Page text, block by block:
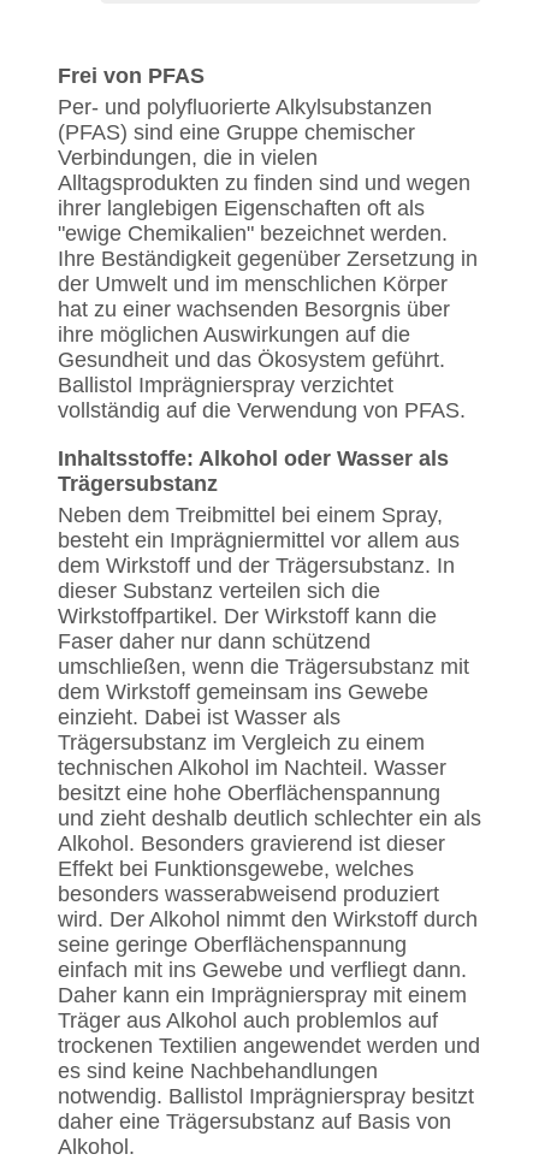
Frei von PFAS
Per- und polyfluorierte Alkylsubstanzen
(PFAS) sind eine Gruppe chemischer
Verbindungen, die in vielen
Alltagsprodukten zu finden sind und wegen
ihrer langlebigen Eigenschaften oft als
"ewige Chemikalien" bezeichnet werden.
Ihre Beständigkeit gegenüber Zersetzung in
der Umwelt und im menschlichen Körper
hat zu einer wachsenden Besorgnis über
ihre möglichen Auswirkungen auf die
Gesundheit und das Ökosystem geführt.
Ballistol Imprägnierspray verzichtet
vollständig auf die Verwendung von PFAS.
Inhaltsstoffe: Alkohol oder Wasser als
Trägersubstanz
Neben dem Treibmittel bei einem Spray,
besteht ein Imprägniermittel vor allem aus
dem Wirkstoff und der Trägersubstanz. In
dieser Substanz verteilen sich die
Wirkstoffpartikel. Der Wirkstoff kann die
Faser daher nur dann schützend
umschließen, wenn die Trägersubstanz mit
dem Wirkstoff gemeinsam ins Gewebe
einzieht. Dabei ist Wasser als
Trägersubstanz im Vergleich zu einem
technischen Alkohol im Nachteil. Wasser
besitzt eine hohe Oberflächenspannung
und zieht deshalb deutlich schlechter ein als
Alkohol. Besonders gravierend ist dieser
Effekt bei Funktionsgewebe, welches
besonders wasserabweisend produziert
wird. Der Alkohol nimmt den Wirkstoff durch
seine geringe Oberflächenspannung
einfach mit ins Gewebe und verfliegt dann.
Daher kann ein Imprägnierspray mit einem
Träger aus Alkohol auch problemlos auf
trockenen Textilien angewendet werden und
es sind keine Nachbehandlungen
notwendig. Ballistol Imprägnierspray besitzt
daher eine Trägersubstanz auf Basis von
Alkohol.